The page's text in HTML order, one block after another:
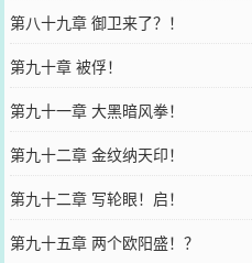
第八十九章 御卫来了？！
第九十章 被俘！
第九十一章 大黑暗风拳！
第九十二章 金纹纳天印！
第九十二章 写轮眼！启！
第九十五章 两个欧阳盛！？